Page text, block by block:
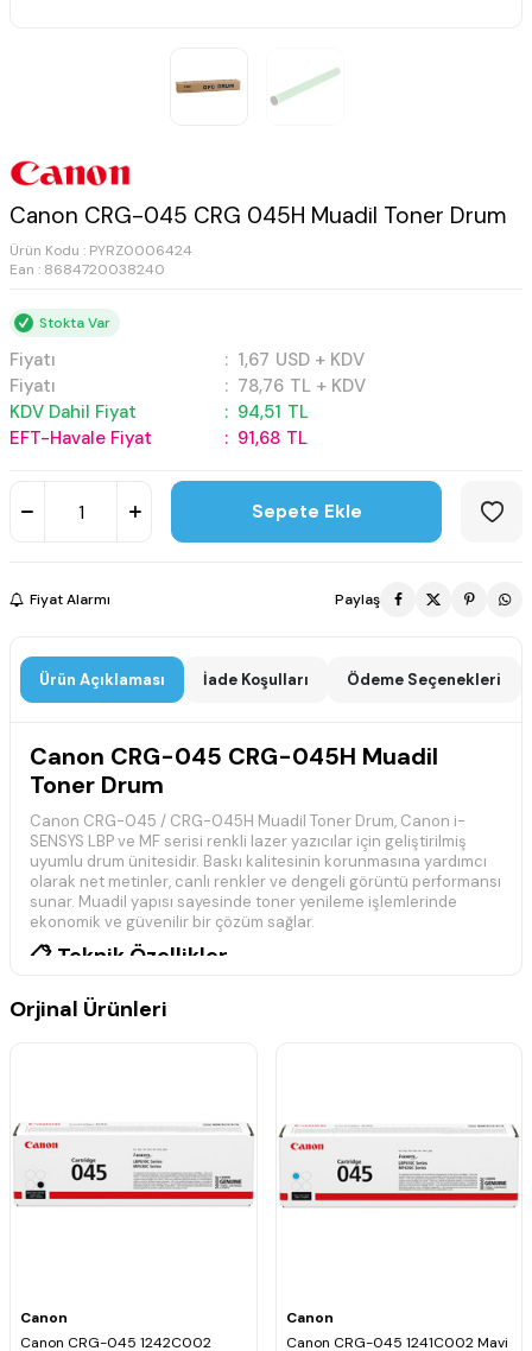
Canon CRG-045 CRG 045H Muadil Toner Drum
Ürün Kodu : PYRZ0006424
Ean : 8684720038240
Stokta Var
Fiyatı : 1,67 USD + KDV
Fiyatı
: 78,76 TL + KDV
KDV Dahil Fiyat
: 94,51 TL
EFT-Havale Fiyat
: 91,68 TL
Sepete Ekle
Fiyat Alarmı Paylaş
Ürün Açıklaması İade Koşulları Ödeme Seçenekleri
Canon CRG-045 CRG-045H Muadil
Toner Drum
Canon CRG-045 / CRG-045H Muadil Toner Drum, Canon i-
SENSYS LBP ve MF serisi renkli lazer yazıcılar için geliştirilmiş
uyumlu drum ünitesidir. Baskı kalitesinin korunmasına yardımcı
olarak net metinler, canlı renkler ve dengeli görüntü performansı
sunar. Muadil yapısı sayesinde toner yenileme işlemlerinde
ekonomik ve güvenilir bir çözüm sağlar.
📋 Teknik Özellikler
Model:CRG-045 / CRG-045H
Drum ünitesinin kullanım ömrü; baskı yoğunluğu, kullanılan toner
kalitesi ve çalışma koşullarına göre değişiklik gösterebilir.
Düzenli bakım ile uzun ömürlü ve kaliteli baskı performansı elde
edilir.
🖨️ Uyumlu Yazıcı Modelleri
Canon i-SENSYS MF-631cn
Canon i-SENSYS MF-631cdw
Orjinal Ürünleri
Canon
Canon CRG-045 1242C002
Canon
Canon CRG-045 1241C002 Mavi